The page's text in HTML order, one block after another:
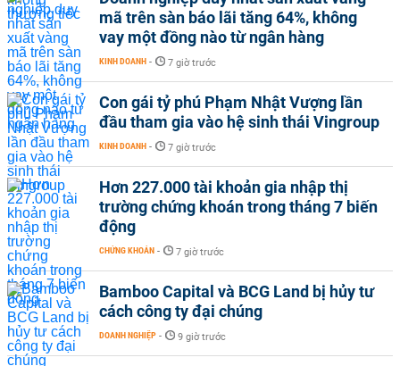
mã trên sàn báo lãi tăng 64%, không
vay một đồng nào từ ngân hàng
KINH DOANH - 7 giờ trước
Con gái tỷ phú Phạm Nhật Vượng lần
đầu tham gia vào hệ sinh thái Vingroup
KINH DOANH - 7 giờ trước
Hơn 227.000 tài khoản gia nhập thị
trường chứng khoán trong tháng 7 biến
động
CHỨNG KHOÁN - 7 giờ trước
Bamboo Capital và BCG Land bị hủy tư
cách công ty đại chúng
DOANH NGHIỆP - 9 giờ trước